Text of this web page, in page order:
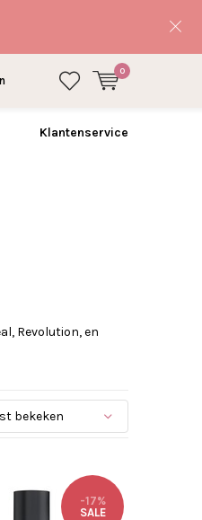
0
Klantenservice
Revolution, en
-17%
SALE